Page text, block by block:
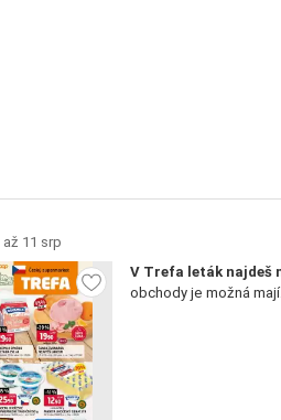
11 srp
V Trefa leták najdeš
obchody je možná